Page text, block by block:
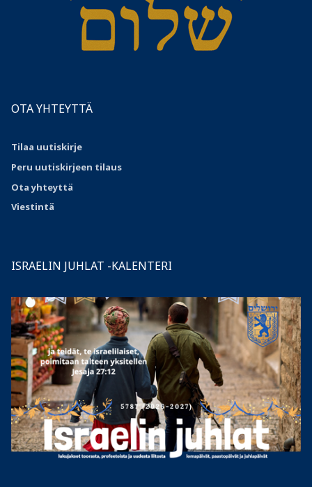
OTA YHTEYTTÄ
Tilaa uutiskirje
Peru uutiskirjeen tilaus
Otayhteyttä
Viestintä
ISRAELIN JUHLAT -KALENTERI